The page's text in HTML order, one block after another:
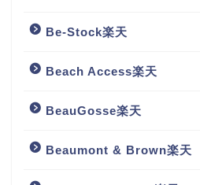
Be-Stock楽天
Beach Access楽天
BeauGosse楽天
Beaumont & Brown楽天